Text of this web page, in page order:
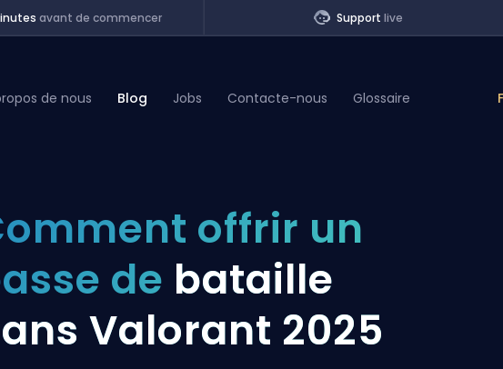
avant de commencer Support live
de nous Blog Jobs Contacte-nous Glossaire
offrir un
de bataille
Valorant 2025